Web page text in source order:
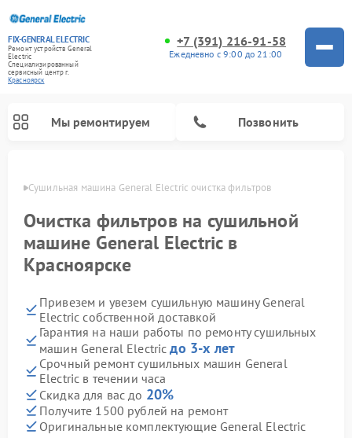
FIX-GENERAL ELECTRIC
Ремонт устройств General
Electric
Специализированный
cервисный центр г.
Красноярск
+7 (391) 216-91-58
Ежедневно с 9:00 до 21:00
Мы ремонтируем Позвонить
Сушильная машина General Electric очистка фильтров
Очистка фильтров на сушильной
машине General Electric в
Красноярске
Привезем и увезем сушильную машину General
Electric собственной доставкой
Гарантия на наши работы по ремонту сушильных
машин General Electricдо 3-х лет
Срочный ремонт сушильных машин General
Electric в течении часа
Скидка для вас до 20%
Получите 1500 рублей на ремонт
Оригинальные комплектующие General Electric